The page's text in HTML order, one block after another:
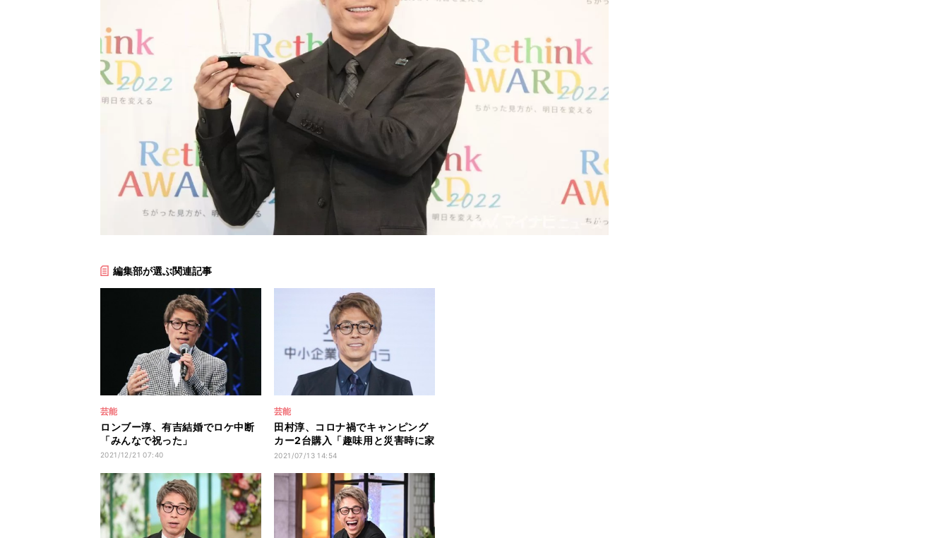
編集部が選ぶ関連記事
芸能
ロンブー淳、有吉結婚でロケ中断
「みんなで祝った」
2021/12/21 07:40
芸能
田村淳、コロナ禍でキャンピング
カー2台購入「趣味用と災害時に家
族を守る用」
2021/07/13 14:54